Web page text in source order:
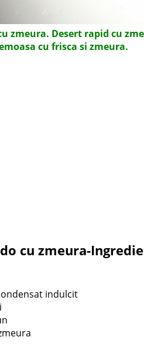
zmeura. Desert rapid cu
cu frisca si zmeura.
cu zmeura-
indulcit